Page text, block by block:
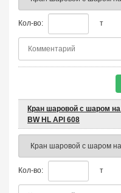
Кол-во: т
Кран шаровой с шаром
BW HL API 608
Кол-во: т